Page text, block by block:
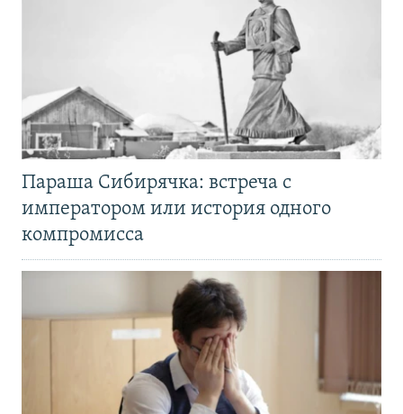
Параша Сибирячка: встреча с
императором или история одного
компромисса